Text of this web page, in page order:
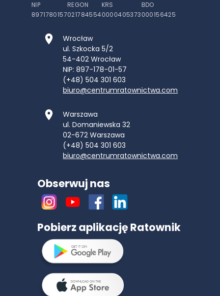
NIP
8971780157
REGON
021784554
KRS
0000405373
BDO
000156425
Wrocław
ul. Szkocka 5/2
54-402 Wrocław
NIP: 897-178-01-57
(+48) 504 301 603
biuro@centrumratownictwa.com
Warszawa
ul. Domaniewska 32
02-672 Warszawa
(+48) 504 301 603
biuro@centrumratownictwa.com
Obserwuj nas
Pobierz aplikację Ratownik